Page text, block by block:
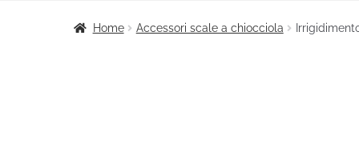
Home Accessori scale a chiocciola